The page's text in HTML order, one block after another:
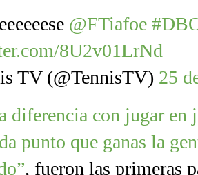
@FTiafoe
8U2v01LrNd
TV (@TennisTV) 25
diferencia con jugar en
punto que ganas la
, fueron las primeras